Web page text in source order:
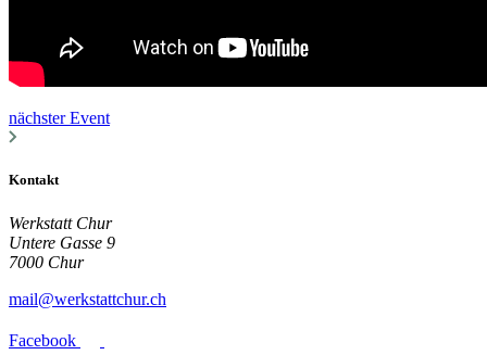
nächster Event
Kontakt
Werkstatt Chur
Untere Gasse 9
7000 Chur
mail@werkstattchur.ch
Facebook